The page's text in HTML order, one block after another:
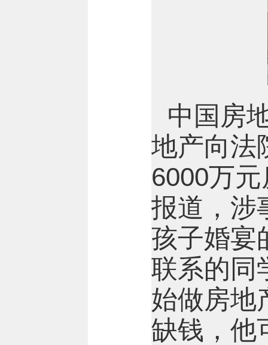
中国房
地产向法
6000万
报道，涉
孩子婚宴
联系的同
始做房地
缺钱，他